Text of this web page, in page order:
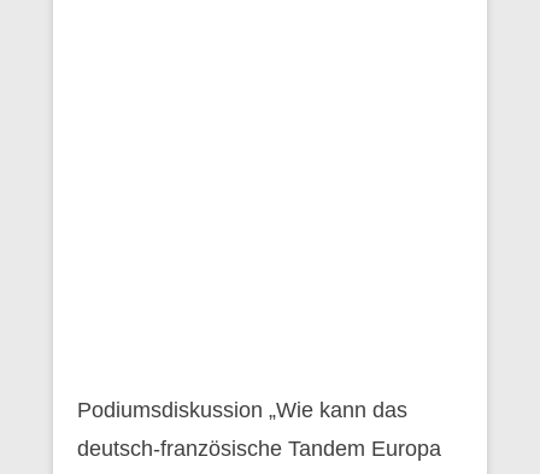
Podiumsdiskussion „Wie kann das
deutsch-französische Tandem Europa